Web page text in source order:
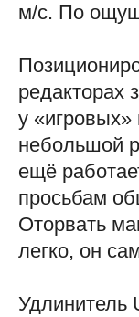
м/с. По
редакторах
у
небольшой
ещё
просьбам
Оторвать
легко, он
Удлинитель